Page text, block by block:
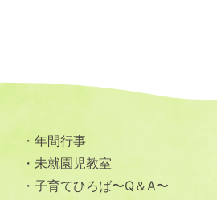
年間行事
未就園児教室
子育てひろば〜Q＆A〜